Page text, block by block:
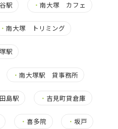
駅 ・南大塚 カフェ
・南大塚 トリミング
駅
・南大塚駅 貸事務所
島駅 ・ 吉見町貸倉庫
・喜多院 ・ 坂戸